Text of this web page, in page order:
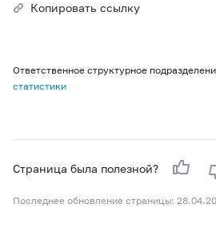
Копировать ссылку
Ответственное структурное
статистики
Страница была полезной?
Последнее обновление страницы: